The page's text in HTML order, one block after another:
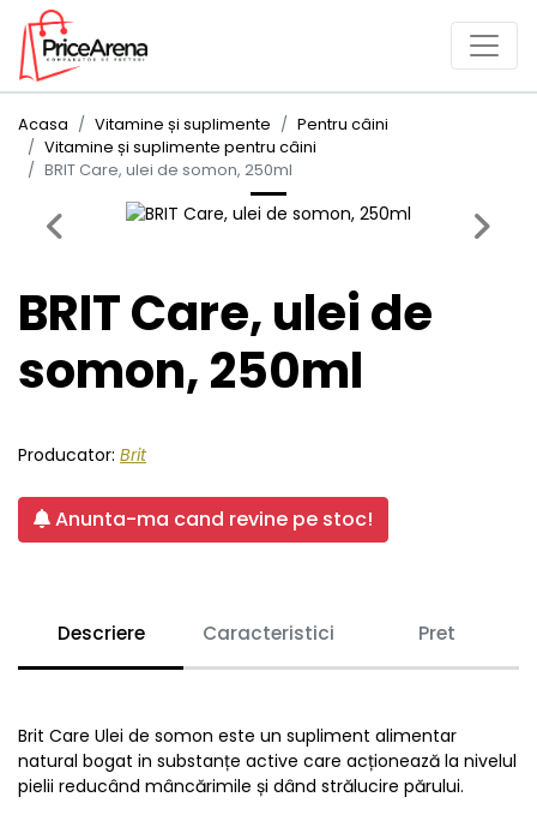
Acasa Vitamine și suplimente
Pentru câini
Vitamine și suplimente pentru câini
BRIT Care, ulei de somon, 250ml
Previous Next
BRIT Care, ulei de
somon, 250ml
Producator: Brit
Anunta-ma cand revine pe stoc!
Descriere Caracteristici Pret
Brit Care Ulei de somon este un supliment alimentar
natural bogat in substanțe active care acționează la nivelul
pielii reducând mâncărimile și dând strălucire părului.